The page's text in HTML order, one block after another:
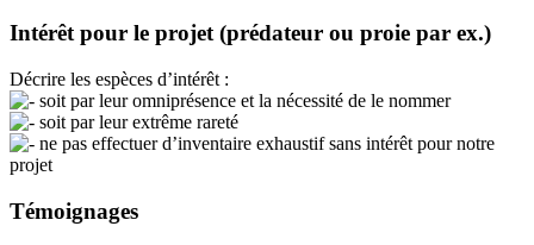
Intérêt pour le projet (prédateur ou proie par ex.)
Décrire les espèces d’intérêt :
soit par leur omniprésence et la nécessité de le nommer
soit par leur extrême rareté
ne pas effectuer d’inventaire exhaustif sans intérêt pour notre
projet
Témoignages